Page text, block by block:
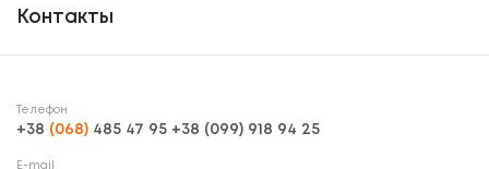
Контакты
Телефон
+38 (068) 485 47 95 +38 (099) 918 94 25
E-mail